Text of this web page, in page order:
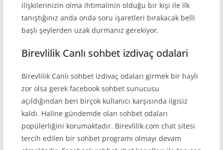
ilişkilerinizin olma ihtimalinin olduğu bir kişi ile ilk
tanıştığınız anda onda soru işaretleri bırakacak belli
başlı şeylerden uzak durmanız gerekiyor.
Birevlilik Canlı sohbet izdivaç odalari
Birevlilik Canlı sohbet izdivaç odaları girmek bir hayli
zor olsa gerek facebook sohbet sunucusu
açıldığından beri birçok kullanıcı karşısında ilgisiz
kaldı. Haline gündemde olan sohbet odaları
popülerliğini korumaktadır. Birevlilik.com chat sitesi
tercih edilen bir sohbet programı olmayı devam